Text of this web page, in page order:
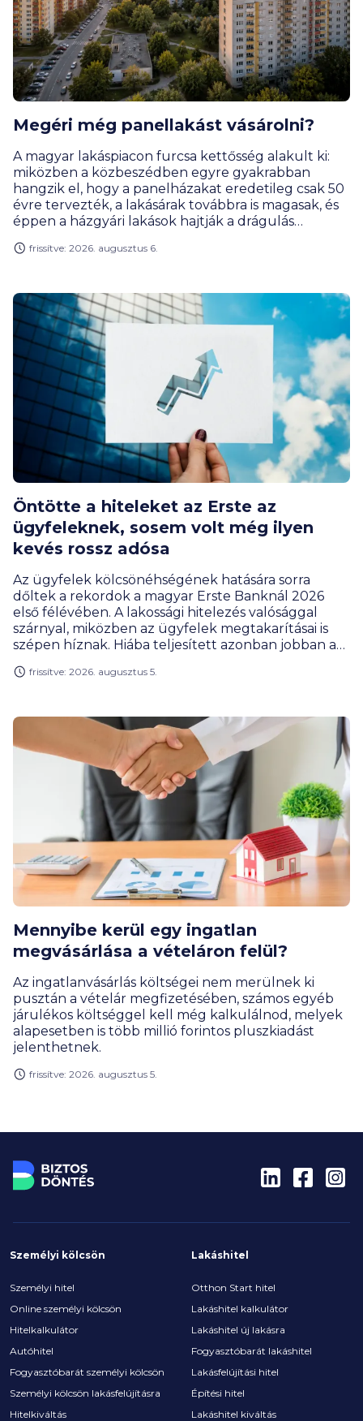
Megéri még panellakást vásárolni?
A magyar lakáspiacon furcsa kettősség alakult ki:
miközben a közbeszédben egyre gyakrabban
hangzik el, hogy a panelházakat eredetileg csak 50
évre tervezték, a lakásárak továbbra is magasak, és
éppen a házgyári lakások hajtják a drágulás
jelentik a leginkább elérhető városi lakásformát.
mik a legérdekesebb panelrekordok?
frissítve: 2026. augusztus 6.
Öntötte a hiteleket az Erste az
ügyfeleknek, sosem volt még ilyen
kevés rossz adósa
Az ügyfelek kölcsönéhségének hatására sorra
dőltek a rekordok a magyar Erste Banknál 2026
első félévében. A lakossági hitelezés valósággal
szárnyal, miközben az ügyfelek megtakarításai is
szépen híznak. Hiába teljesített azonban jobban a
extraprofitadó befizetésének új szabályai miatt van
frissítve: 2026. augusztus 5.
Mennyibe kerül egy ingatlan
megvásárlása a vételáron felül?
Az ingatlanvásárlás költségei nem merülnek ki
pusztán a vételár megfizetésében, számos egyéb
járulékos költséggel kell még kalkulálnod, melyek
alapesetben is több millió forintos pluszkiadást
jelenthetnek.
frissítve: 2026. augusztus 5.
Személyi kölcsön
Személyi hitel
Online személyi kölcsön
Hitelkalkulátor
Autóhitel
Fogyasztóbarát személyi kölcsön
Személyi kölcsön lakásfelújításra
Hitelkiváltás
Lakáshitel
Otthon Start hitel
Lakáshitel kalkulátor
Lakáshitel új lakásra
Fogyasztóbarát lakáshitel
Lakásfelújítási hitel
Építési hitel
Lakáshitel kiváltás